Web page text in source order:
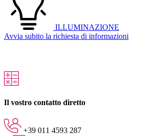
ILLUMINAZIONE
Avvia subito la richiesta di informazioni
Il vostro contatto diretto
+39 011 4593 287